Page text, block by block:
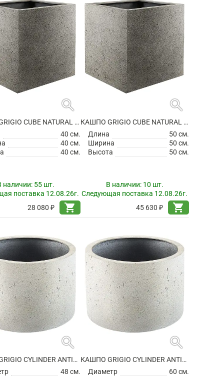
search
КАШПО GRIGIO CUBE NATURAL CONCRETE
40 см.
40 см.
40 см.
наличии: 55 шт.
поставка 12.08.26г.
28 080 ₽
shopping_cart
search
КАШПО GRIGIO CUBE NATURAL CONCRETE
Длина
50 см.
Ширина
50 см.
Высота
50 см.
В наличии: 10 шт.
Следующая поставка 12.08.26г.
45 630 ₽
shopping_cart
search
КАШПО GRIGIO CYLINDER ANTIQUE WHITE
48 см.
search
КАШПО GRIGIO CYLINDER ANTIQUE WHITE
Диаметр
60 см.